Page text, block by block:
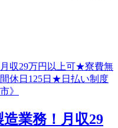
業務！月収29